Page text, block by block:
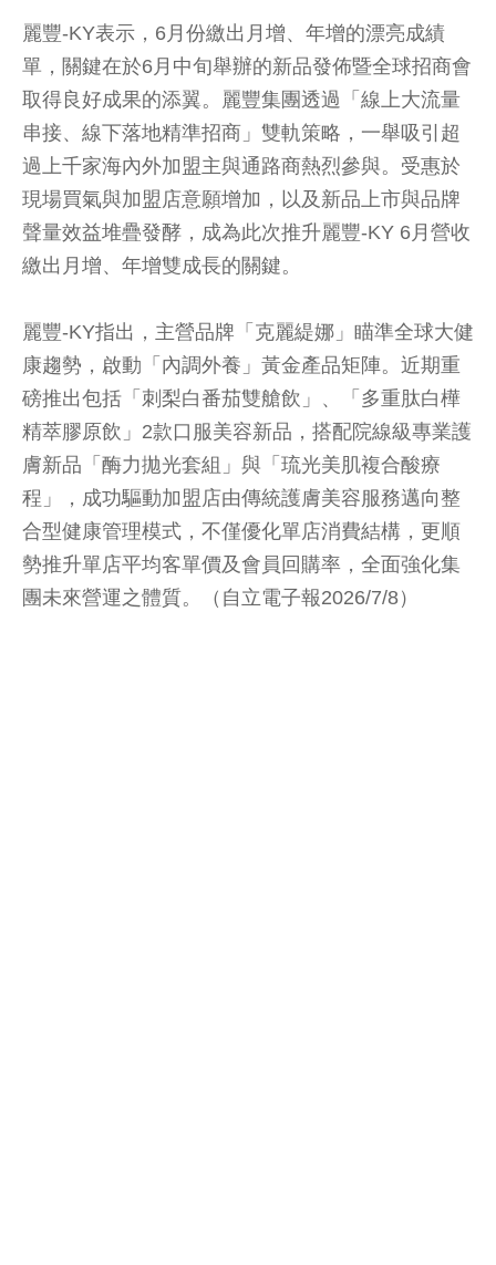
麗豐-KY表示，6月份繳出月增、年增的漂亮成績
單，關鍵在於6月中旬舉辦的新品發佈暨全球招商會
取得良好成果的添翼。麗豐集團透過「線上大流量
串接、線下落地精準招商」雙軌策略，一舉吸引超
過上千家海內外加盟主與通路商熱烈參與。受惠於
現場買氣與加盟店意願增加，以及新品上市與品牌
聲量效益堆疊發酵，成為此次推升麗豐-KY 6月營收
繳出月增、年增雙成長的關鍵。
麗豐-KY指出，主營品牌「克麗緹娜」瞄準全球大健
康趨勢，啟動「內調外養」黃金產品矩陣。近期重
磅推出包括「刺梨白番茄雙艙飲」、「多重肽白樺
精萃膠原飲」2款口服美容新品，搭配院線級專業護
膚新品「酶力拋光套組」與「琉光美肌複合酸療
程」，成功驅動加盟店由傳統護膚美容服務邁向整
合型健康管理模式，不僅優化單店消費結構，更順
勢推升單店平均客單價及會員回購率，全面強化集
團未來營運之體質。（自立電子報2026/7/8）